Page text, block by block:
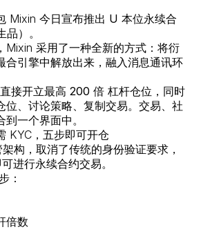
Mixin 今日宣布推出 U 本位永续合
品）。
Mixin 采用了一种全新的方式：将衍
合引擎中解放出来，融入消息通讯环
接开立最高200 倍 杠杆仓位，同时
位、讨论策略、复制交易。交易、社
一个界面中。
KYC，五步即可开仓
构，取消了传统的身份验证要求，
进行永续合约交易。
：
倍数